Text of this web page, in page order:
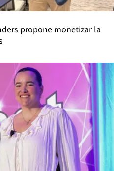
propone monetizar la